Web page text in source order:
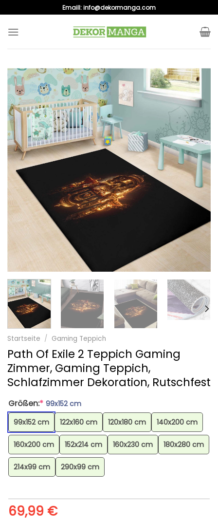
to
content
Emaill:info@dekormanga.com
Startseite / Gaming Teppich
Path Of Exile 2 Teppich Gaming
Zimmer, Gaming Teppich,
Schlafzimmer Dekoration, Rutschfest
Größen:* 99x152 cm
99x152 cm
122x160 cm 120x180 cm 140x200 cm
160x200 cm 152x214 cm 160x230 cm 180x280 cm
214x99 cm 290x99 cm
69,99 €